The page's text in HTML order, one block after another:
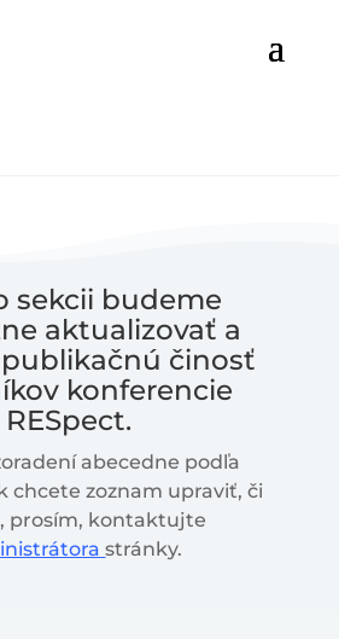
sekcii budeme
aktualizovať a
činosť
konferencie
RESpect.
abecedne podľa
chcete zoznam upraviť, či
prosím, kontaktujte
stránky.